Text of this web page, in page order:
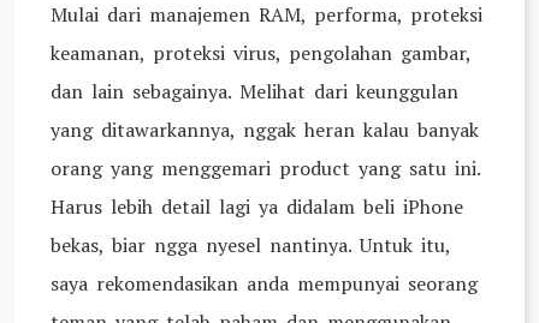
Mulai dari manajemen RAM, performa, proteksi
keamanan, proteksi virus, pengolahan gambar,
dan lain sebagainya. Melihat dari keunggulan
yang ditawarkannya, nggak heran kalau banyak
orang yang menggemari product yang satu ini.
Harus lebih detail lagi ya didalam beli iPhone
bekas, biar ngga nyesel nantinya. Untuk itu,
saya rekomendasikan anda mempunyai seorang